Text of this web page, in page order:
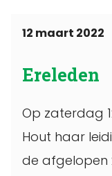
12 maart 2022
Ereleden
Op zaterdag
Hout haar
de afgelopen